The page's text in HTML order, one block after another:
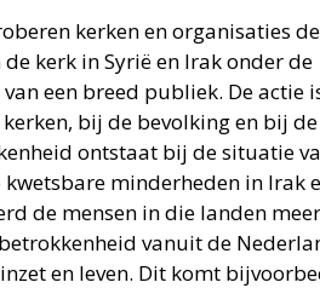
kerken en organisaties de
kerk in Syrië en Irak onder de
een breed publiek. De actie
bij de bevolking en bij de
ontstaat bij de situatie
minderheden in Irak
de mensen in die landen meer
vanuit de
en leven. Dit komt